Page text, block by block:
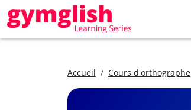
Accueil Cours d'orthographe